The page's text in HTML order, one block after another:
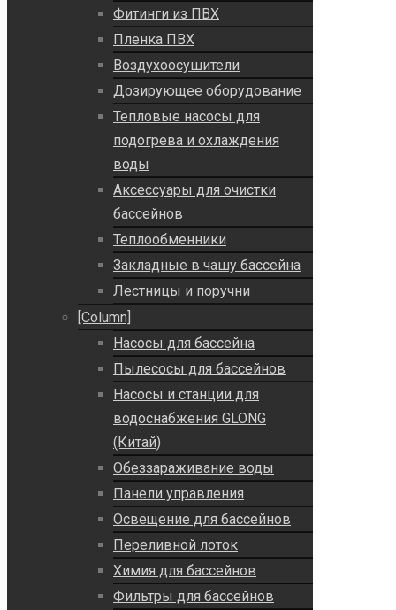
Фитинги из ПВХ
Пленка ПВХ
Воздухоосушители
Дозирующее оборудование
Тепловые насосы для
подогрева и охлаждения
воды
Аксессуары для очистки
бассейнов
Теплообменники
Закладные в чашу бассейна
Лестницы и поручни
[Column]
Насосы для бассейна
Пылесосы для бассейнов
Насосы и станции для
водоснабжения GLONG
(Китай)
Обеззараживание воды
Панели управления
Освещение для бассейнов
Переливной лоток
Химия для бассейнов
Фильтры для бассейнов